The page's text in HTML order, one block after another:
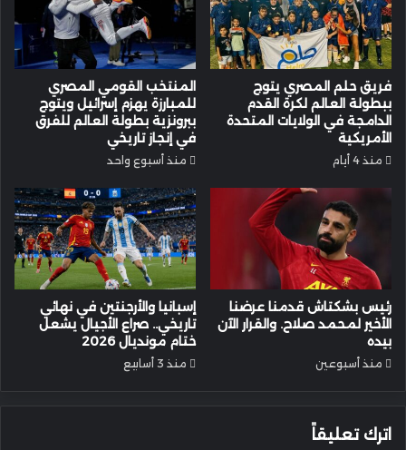
فريق حلم المصري يتوج
ببطولة العالم لكرة القدم
الدامجة في الولايات المتحدة
الأمريكية
منذ 4 أيام
المنتخب القومي المصري
للمبارزة يهزم إسرائيل ويتوج
ببرونزية بطولة العالم للفرق
في إنجاز تاريخي
منذ أسبوع واحد
رئيس بشكتاش قدمنا عرضنا
الأخير لمحمد صلاح. والقرار الآن
بيده
منذ أسبوعين
إسبانيا والأرجنتين في نهائي
تاريخي.. صراع الأجيال يشعل
ختام مونديال 2026
منذ 3 أسابيع
اترك تعليقاً